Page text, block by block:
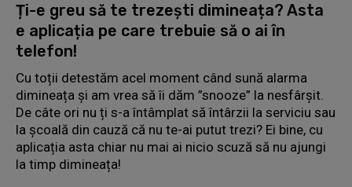
Ți-e greu să te trezești dimineața? Asta
e aplicația pe care trebuie să o ai în
telefon!
Cu toții detestăm acel moment când sună alarma
dimineața și am vrea să îi dăm ”snooze” la nesfârșit.
De câte ori nu ți s-a întâmplat să întârzii la serviciu sau
la școală din cauză că nu te-ai putut trezi? Ei bine, cu
aplicația asta chiar nu mai ai nicio scuză să nu ajungi
la timp dimineața!